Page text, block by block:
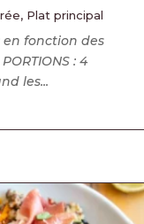
, Plat principal
en fonction des
: 4
les...